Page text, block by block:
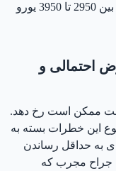
هزینه اسلیو معده در ترکیه به طور متوسط بین 2950 تا 3950 یورو
احتمالی و
ممکن است رخ دهد.
این خطرات بسته به
به حداقل رساندن
جراح مجرب که